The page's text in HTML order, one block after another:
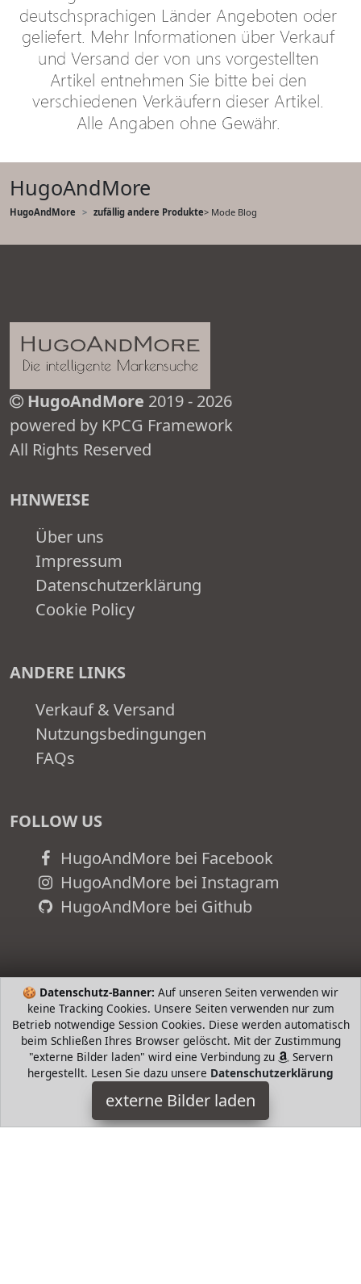
HugoAndMore
HugoAndMore zufällig andere Produkte> Mode Blog
🍪 Datenschutz-Banner: Auf unseren Seiten verwenden wir
keine Tracking Cookies. Unsere Seiten verwenden nur zum
Betrieb notwendige Session Cookies. Diese werden automatisch
beim Schließen Ihres Browser gelöscht. Mit der Zustimmung
"externe Bilder laden" wird eine Verbindung zu
Servern
hergestellt. Lesen Sie dazu unsere Datenschutzerklärung
externe Bilder laden
HugoAndMore 2019 - 2026
powered by KPCG Framework
All Rights Reserved
HINWEISE
Über uns
Impressum
Datenschutzerklärung
Cookie Policy
ANDERE LINKS
Verkauf & Versand
Nutzungsbedingungen
FAQs
FOLLOW US
HugoAndMore bei Facebook
HugoAndMore bei Instagram
HugoAndMore bei Github
Barbie
Spielzeug nd schon kann die abenteuerliche Fahrt in Barbies